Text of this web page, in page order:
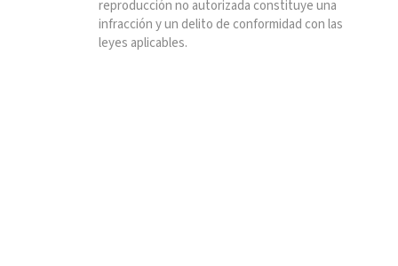
reproducción no autorizada constituye una
infracción y un delito de conformidad con las
leyes aplicables.